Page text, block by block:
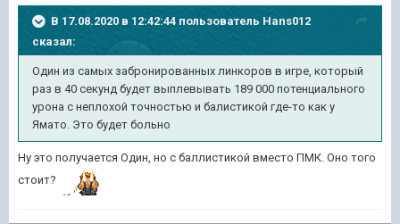
В 17.08.2020 в 12:42:44 пользователь Hans012
сказал:
Один из самых забронированных линкоров в игре, который
раз в 40 секунд будет выплевывать 189 000 потенциального
урона с неплохой точностью и балистикой где-то как у
Ямато. Это будет больно
Ну это получается Один, но с баллистикой вместо ПМК. Оно того
стоит?